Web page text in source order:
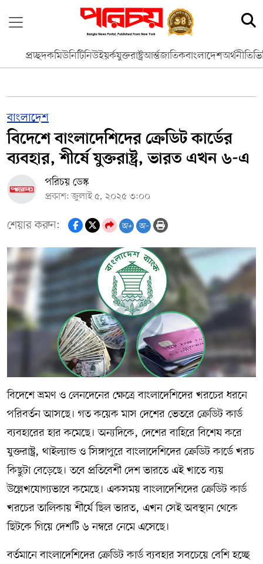
প্রচ্ছদকমিউনিটিনিউইয়র্কযুক্তরাষ্ট্রআর্ন্তজাতিকবাংলাদেশঅর্থনীতি
বাংলাদেশ
বিদেশে বাংলাদেশিদের ক্রেডিট কার্ডের
ব্যবহার, শীর্ষে যুক্তরাষ্ট্র, ভারত এখন ৬-এ
পরিচয় ডেস্ক
প্রকাশ: জুলাই ৫, ২০২৫ ৩:০০
শেয়ার করুন: অ+ অ-
বিদেশে ভ্রমণ ও লেনদেনের ক্ষেত্রে বাংলাদেশিদের খরচের ধরনে
পরিবর্তন আসছে। গত কয়েক মাস দেশের ভেতরে ক্রেডিট কার্ড
ব্যবহারের হার কমেছে। অন্যদিকে, দেশের বাহিরে বিশেষ করে
যুক্তরাষ্ট্র, থাইল্যান্ড ও সিঙ্গাপুরে বাংলাদেশিদের ক্রেডিট কার্ডে খরচ
কিছুটা বেড়েছে। তবে প্রতিবেশী দেশ ভারতে এই খাতে ব্যয়
উল্লেখযোগ্যভাবে কমেছে। একসময় বাংলাদেশিদের ক্রেডিট কার্ড
খরচের তালিকায় শীর্ষে ছিল ভারত, এখন সেই অবস্থান থেকে
ছিটকে গিয়ে দেশটি ৬ নম্বরে নেমে এসেছে।
বর্তমানে বাংলাদেশিদের ক্রেডিট কার্ড ব্যবহার সবচেয়ে বেশি হচ্ছে